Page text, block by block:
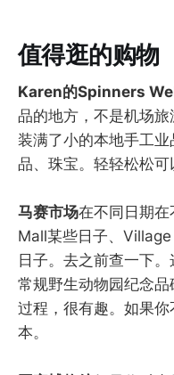
值得逛的购物
Karen的Spinners
品的地方，不是机场旅
装满了小的本地手工
品、珠宝。轻轻松松可
马赛市场在不同日期
Mall某些日子、
日子。去之前查一下
常规野生动物园纪念
过程，很有趣。如果
本。